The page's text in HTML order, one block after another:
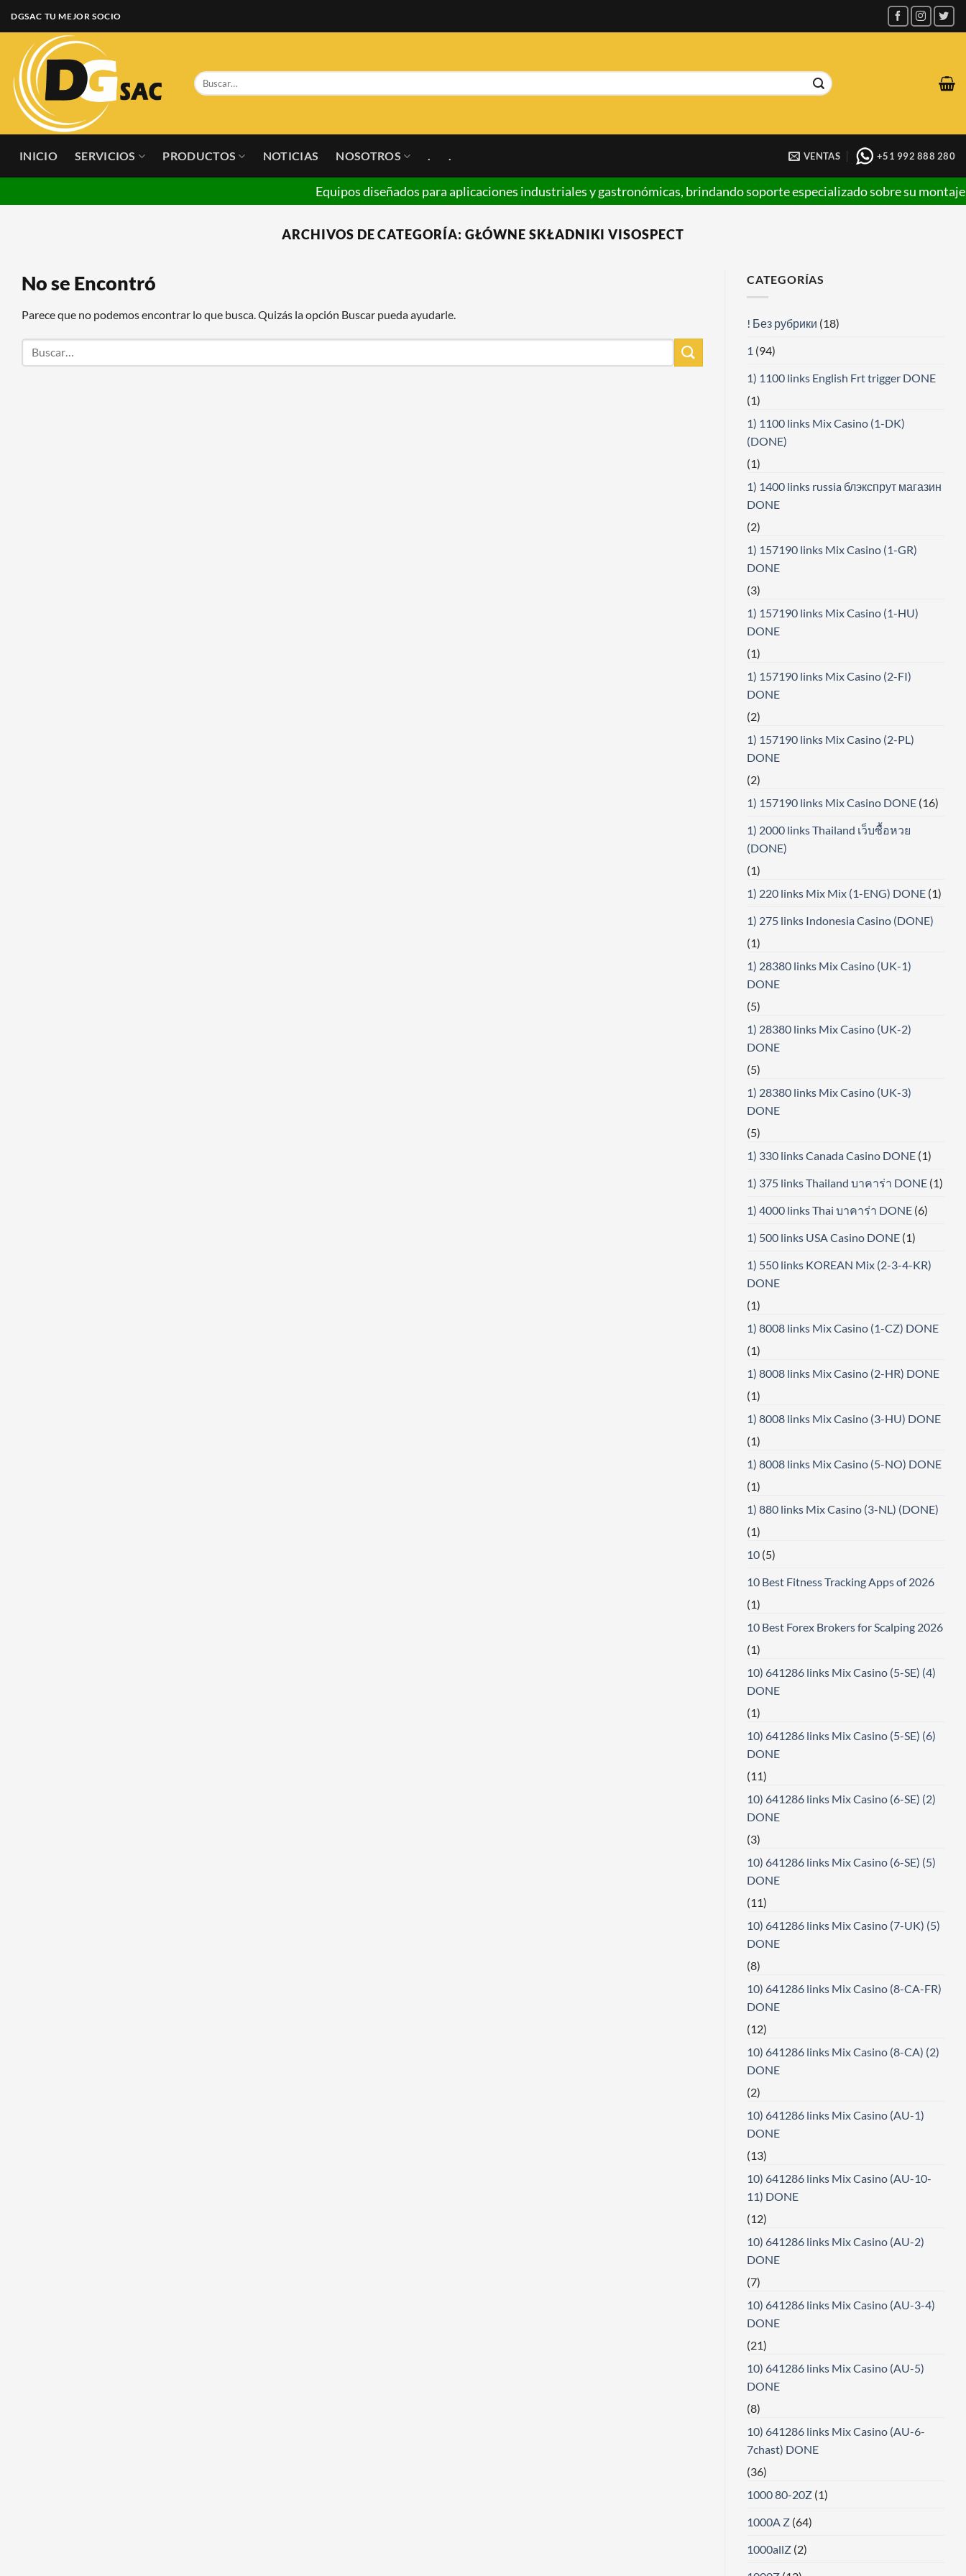
contenido
DGSAC TU MEJOR SOCIO
Buscar
por:
INICIO SERVICIOS PRODUCTOS NOTICIAS NOSOTROS . . VENTAS +51 992 888 280
Equipos diseñados para aplicaciones industriales y gastronómicas, brindando soporte especializado sobre su montaje y seguimiento
ARCHIVOS DE CATEGORÍA: GŁÓWNE SKŁADNIKI VISOSPECT
No se Encontró
Parece que no podemos encontrar lo que busca. Quizás la opción Buscar pueda ayudarle.
CATEGORÍAS
! Без рубрики (18)
1 (94)
1) 1100 links English Frt trigger DONE
(1)
1) 1100 links Mix Casino (1-DK)
(DONE)
(1)
1) 1400 links russia блэкспрут магазин
DONE
(2)
1) 157190 links Mix Casino (1-GR)
DONE
(3)
1) 157190 links Mix Casino (1-HU)
DONE
(1)
1) 157190 links Mix Casino (2-FI)
DONE
(2)
1) 157190 links Mix Casino (2-PL)
DONE
(2)
1) 157190 links Mix Casino DONE (16)
1) 2000 links Thailand เว็บซื้อหวย
(DONE)
(1)
1) 220 links Mix Mix (1-ENG) DONE (1)
1) 275 links Indonesia Casino (DONE)
(1)
1) 28380 links Mix Casino (UK-1)
DONE
(5)
1) 28380 links Mix Casino (UK-2)
DONE
(5)
1) 28380 links Mix Casino (UK-3)
DONE
(5)
1) 330 links Canada Casino DONE (1)
1) 375 links Thailand บาคาร่า DONE (1)
1) 4000 links Thai บาคาร่า DONE (6)
1) 500 links USA Casino DONE (1)
1) 550 links KOREAN Mix (2-3-4-KR)
DONE
(1)
1) 8008 links Mix Casino (1-CZ) DONE
(1)
1) 8008 links Mix Casino (2-HR) DONE
(1)
1) 8008 links Mix Casino (3-HU) DONE
(1)
1) 8008 links Mix Casino (5-NO) DONE
(1)
1) 880 links Mix Casino (3-NL) (DONE)
(1)
10 (5)
10 Best Fitness Tracking Apps of 2026
(1)
10 Best Forex Brokers for Scalping 2026
(1)
10) 641286 links Mix Casino (5-SE) (4)
DONE
(1)
10) 641286 links Mix Casino (5-SE) (6)
DONE
(11)
10) 641286 links Mix Casino (6-SE) (2)
DONE
(3)
10) 641286 links Mix Casino (6-SE) (5)
DONE
(11)
10) 641286 links Mix Casino (7-UK) (5)
DONE
(8)
10) 641286 links Mix Casino (8-CA-FR)
DONE
(12)
10) 641286 links Mix Casino (8-CA) (2)
DONE
(2)
10) 641286 links Mix Casino (AU-1)
DONE
(13)
10) 641286 links Mix Casino (AU-10-
11) DONE
(12)
10) 641286 links Mix Casino (AU-2)
DONE
(7)
10) 641286 links Mix Casino (AU-3-4)
DONE
(21)
10) 641286 links Mix Casino (AU-5)
DONE
(8)
10) 641286 links Mix Casino (AU-6-
7chast) DONE
(36)
1000 80-20Z (1)
1000A Z (64)
1000allZ (2)